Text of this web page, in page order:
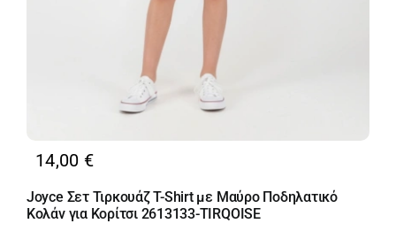
14,00 €
Joyce Σετ Τιρκουάζ T-Shirt με Μαύρο Ποδηλατικό
Κολάν για Κορίτσι 2613133-TIRQOISE